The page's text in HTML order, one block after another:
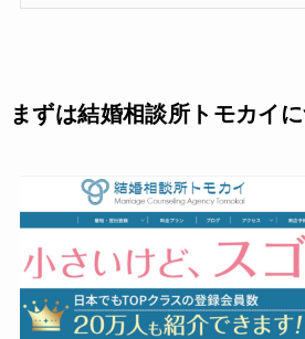
まずは結婚相談所トモカイ